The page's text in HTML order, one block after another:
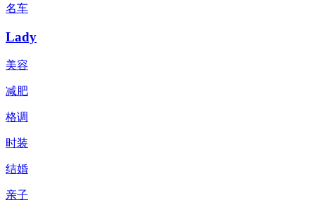
名车
Lady
美容
减肥
格调
时装
结婚
亲子